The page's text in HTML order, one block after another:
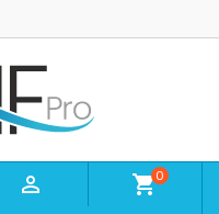
 shopping_cart0